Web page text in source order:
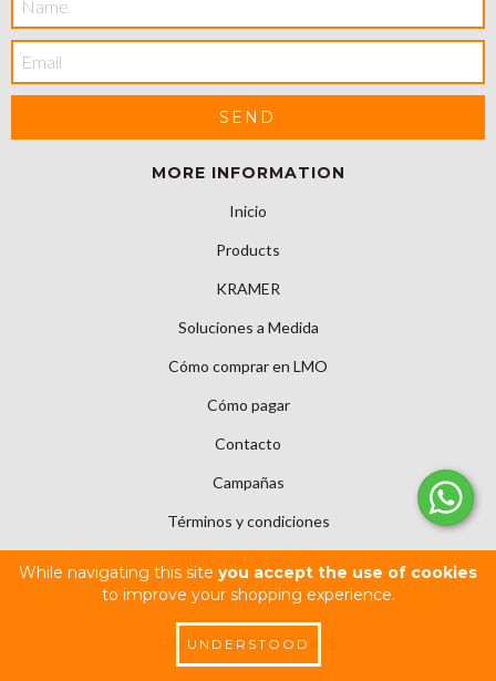
While navigating this site you accept the use of cookies
to improve your shopping experience.
UNDERSTOOD
MORE INFORMATION
Inicio
Products
KRAMER
Soluciones a Medida
Cómo comprar en LMO
Cómo pagar
Contacto
Campañas
Términos y condiciones
Quiénes Somos
CONTACT DETAILS